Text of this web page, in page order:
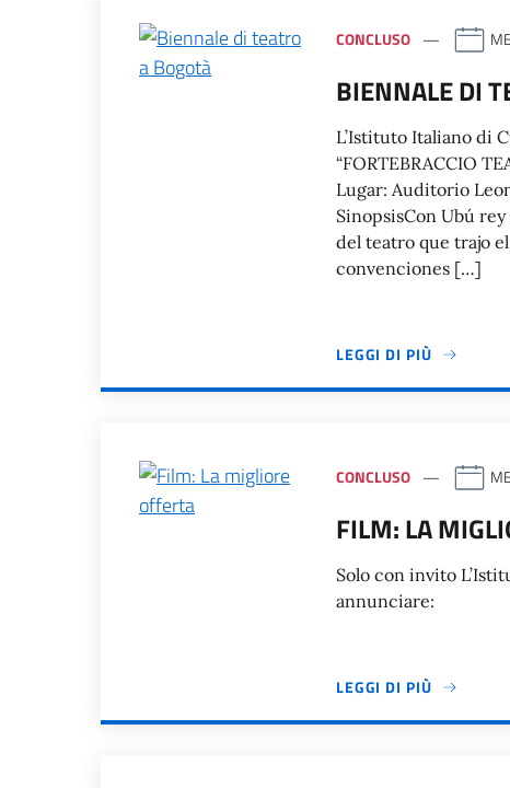
CONCLUSO
BIENNALE DI
L’Istituto Italiano di
“FORTEBRACCIO
Lugar: Auditorio
SinopsisCon Ubú
del teatro que trajo
convenciones […]
LEGGI DI PIÙ
CONCLUSO
FILM: LA
Solo con invito
annunciare:
LEGGI DI PIÙ